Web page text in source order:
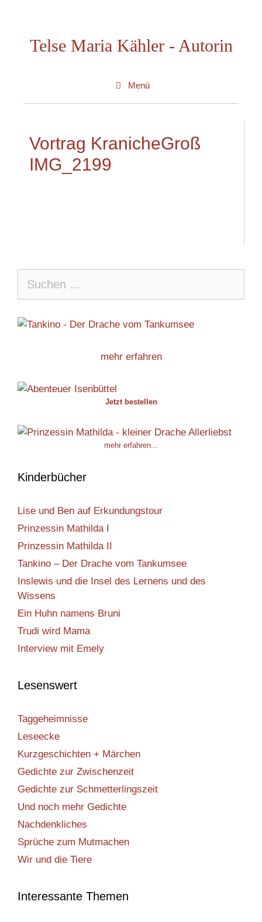
springenTelse Maria Kähler - Autorin
Menü
Vortrag KranicheGroß
IMG_2199
nach:
mehr erfahren
Jetzt bestellen
mehr erfahren...
Kinderbücher
Lise und Ben auf Erkundungstour
Prinzessin Mathilda I
Prinzessin Mathilda II
Tankino – Der Drache vom Tankumsee
Inslewis und die Insel des Lernens und des
Wissens
Ein Huhn namens Bruni
Trudi wird Mama
Interview mit Emely
Lesenswert
Taggeheimnisse
Leseecke
Kurzgeschichten + Märchen
Gedichte zur Zwischenzeit
Gedichte zur Schmetterlingszeit
Und noch mehr Gedichte
Nachdenkliches
Sprüche zum Mutmachen
Wir und die Tiere
Interessante Themen